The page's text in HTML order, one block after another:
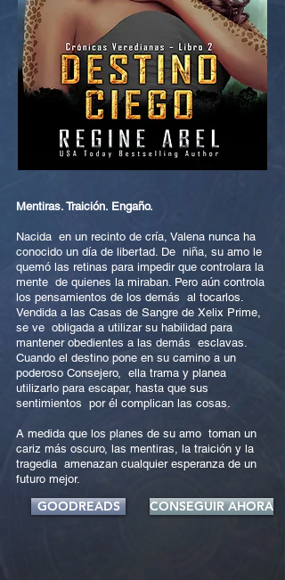
Mentiras. Traición. Engaño.
Nacida en un recinto de cría, Valena nunca ha
conocido un día de libertad. De niña, su amo le
quemó las retinas para impedir que controlara la
mente de quienes la miraban. Pero aún controla
los pensamientos de los demás al tocarlos.
Vendida a las Casas de Sangre de Xelix Prime,
se ve obligada a utilizar su habilidad para
mantener obedientes a las demás esclavas.
Cuando el destino pone en su camino a un
poderoso Consejero, ella trama y planea
utilizarlo para escapar, hasta que sus
sentimientos por él complican las cosas.
A medida que los planes de su amo toman un
cariz más oscuro, las mentiras, la traición y la
tragedia amenazan cualquier esperanza de un
futuro mejor.
GOODREADS CONSEGUIR AHORA